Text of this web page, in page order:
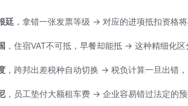
廷 ，拿错一张发票等级 → 对应的进项抵扣资格将
，住宿VAT不可抵，早餐却能抵 → 这种精细化区
，跨邦出差税种自动切换 → 税负计算一旦出错
，员工垫付大额租车费 → 企业容易错过法定的